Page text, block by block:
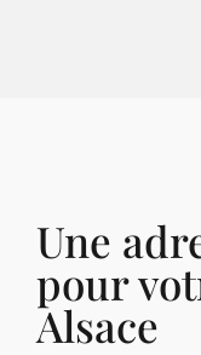
Une
pour
Alsace